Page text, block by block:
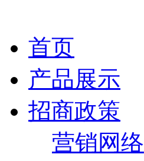
首页
产品展示
招商政策
营销网络